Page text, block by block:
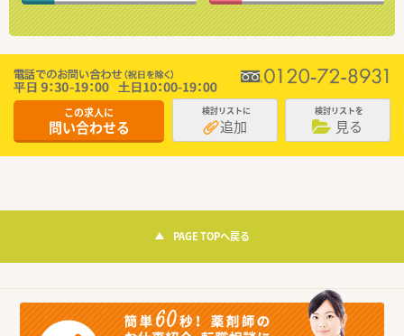
この求人に
問い合わせる
検討リストに
追加
検討リストを
見る
PAGE TOPへ戻る